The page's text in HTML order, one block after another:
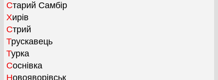
Старий Самбір
Хирів
Стрий
Трускавець
Турка
Соснівка
Новояворівськ